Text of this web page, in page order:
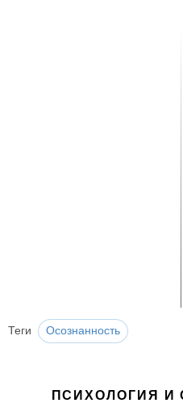
Теги Осознанность
ПСИХОЛОГИЯ И